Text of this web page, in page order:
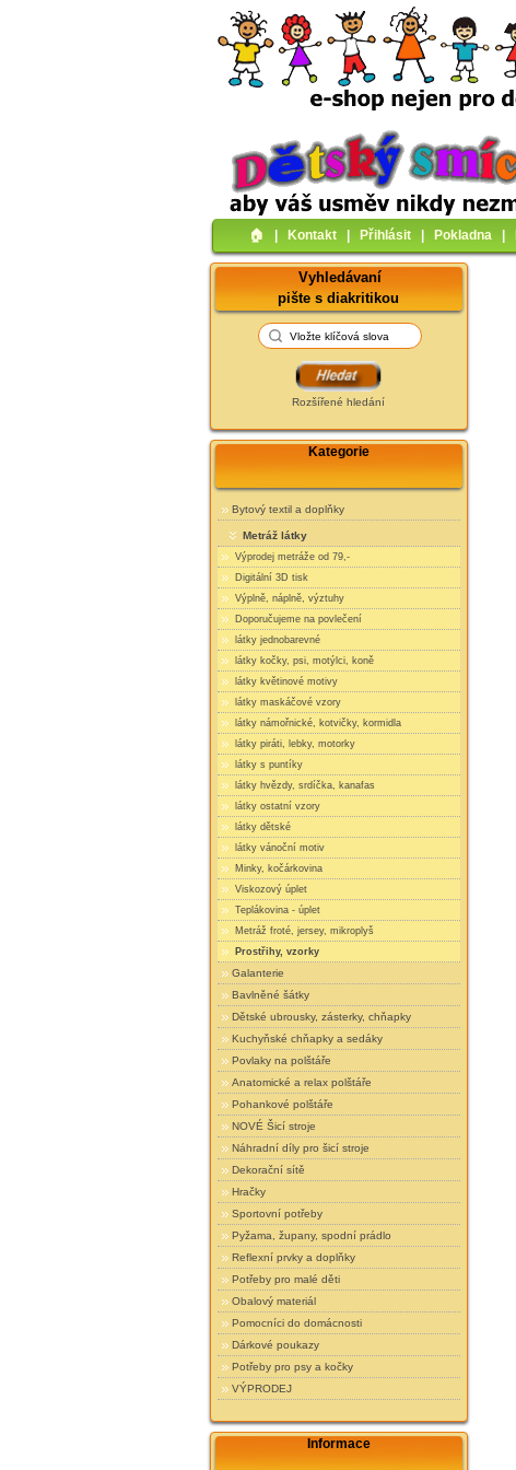
🏠︎ Kontakt Přihlásit Pokladna
Vyhledávaní
pište s diakritikou
Rozšířené hledání
Kategorie
Bytový textil a doplňky
Metráž látky
Výprodej metráže od 79,-
Digitální 3D tisk
Výplně, náplně, výztuhy
Doporučujeme na povlečení
látky jednobarevné
látky kočky, psi, motýlci, koně
látky květinové motivy
látky maskáčové vzory
látky námořnické, kotvičky, kormidla
látky piráti, lebky, motorky
látky s puntíky
látky hvězdy, srdíčka, kanafas
látky ostatní vzory
látky dětské
látky vánoční motiv
Minky, kočárkovina
Viskozový úplet
Teplákovina - úplet
Metráž froté, jersey, mikroplyš
Prostřihy, vzorky
Galanterie
Bavlněné šátky
Dětské ubrousky, zásterky, chňapky
Kuchyňské chňapky a sedáky
Povlaky na polštáře
Anatomické a relax polštáře
Pohankové polštáře
NOVÉ Šicí stroje
Náhradní díly pro šicí stroje
Dekorační sítě
Hračky
Sportovní potřeby
Pyžama, župany, spodní prádlo
Reflexní prvky a doplňky
Potřeby pro malé děti
Obalový materiál
Pomocníci do domácnosti
Dárkové poukazy
Potřeby pro psy a kočky
VÝPRODEJ
Informace